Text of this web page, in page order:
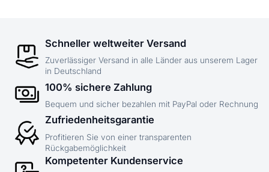
Schneller weltweiter Versand
Zuverlässiger Versand in alle Länder aus unserem Lager
in Deutschland
100% sichere Zahlung
Bequem und sicher bezahlen mit PayPal oder Rechnung
Zufriedenheitsgarantie
Profitieren Sie von einer transparenten
Rückgabemöglichkeit
Kompetenter Kundenservice